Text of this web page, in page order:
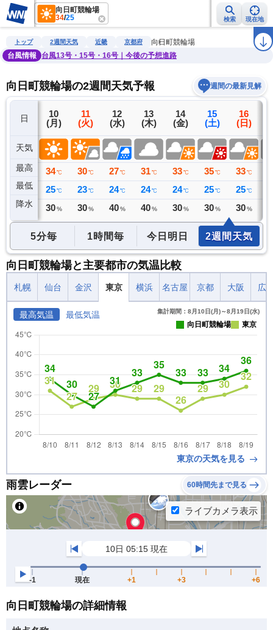
向日町競輪場
34/25 検索 現在地
雨雲レーダー 台風情報 地震情報 警報・注意報 ラ
トップ 2週間天気 近畿 京都府
向日町競輪場
台風情報
台風13号・15号・16号｜今後の予想進路
向日町競輪場の2週間天気予報 週間の最新見解
日
天気
最高
最低
降水
9
(日)
34 ℃
26 ℃
0 ミリ
10
(月)
34 ℃
25 ℃
30 %
11
(火)
30 ℃
23 ℃
30 %
12
(水)
27 ℃
24 ℃
40 %
13
(木)
31 ℃
24 ℃
40 %
14
(金)
33 ℃
24 ℃
30 %
15
(土)
35 ℃
25 ℃
30 %
16
(日)
33 ℃
25 ℃
30 %
5分毎 1時間毎 今日明日 2週間天気
向日町競輪場と主要都市の気温比較
札幌 仙台 金沢 東京 横浜 名古屋 京都 大阪 広
最高気温 最低気温 集計期間：8月10日(月)～8月19日(水)
向日町競輪場 東京
東京の天気を見る
雨雲レーダー 60時間先まで見る
向日町競輪場の詳細情報